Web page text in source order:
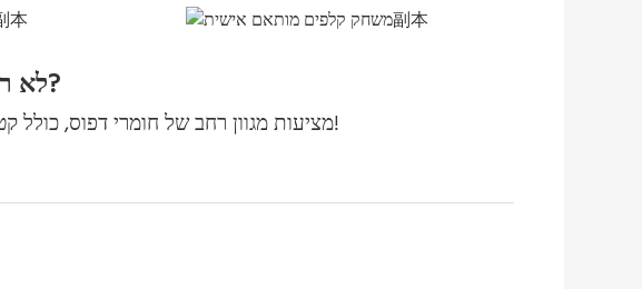
לא רואים את המוצר שלכם כאן?
צרו קשר! הדפסות Hemei מציעות מגוון רחב של חומרי דפוס, כולל קטלוגים, לוחות שנה, דיוורים ועוד הרבה יותר!